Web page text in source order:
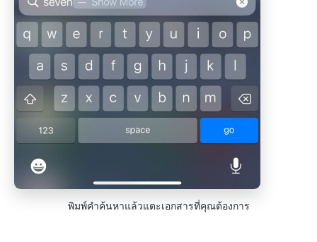
พิมพ์คำค้นหาแล้วแตะเอกสารที่คุณต้องการ